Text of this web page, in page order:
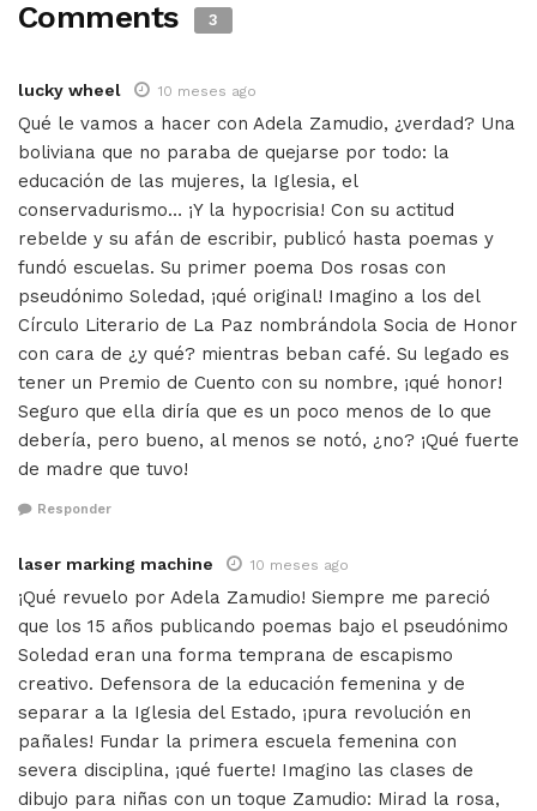
Comments 3
lucky wheel 10 meses ago
Qué le vamos a hacer con Adela Zamudio, ¿verdad? Una
boliviana que no paraba de quejarse por todo: la
educación de las mujeres, la Iglesia, el
conservadurismo… ¡Y la hypocrisia! Con su actitud
rebelde y su afán de escribir, publicó hasta poemas y
fundó escuelas. Su primer poema Dos rosas con
pseudónimo Soledad, ¡qué original! Imagino a los del
Círculo Literario de La Paz nombrándola Socia de Honor
con cara de ¿y qué? mientras beban café. Su legado es
tener un Premio de Cuento con su nombre, ¡qué honor!
Seguro que ella diría que es un poco menos de lo que
debería, pero bueno, al menos se notó, ¿no? ¡Qué fuerte
de madre que tuvo!
Responder
laser marking machine 10 meses ago
¡Qué revuelo por Adela Zamudio! Siempre me pareció
que los 15 años publicando poemas bajo el pseudónimo
Soledad eran una forma temprana de escapismo
creativo. Defensora de la educación femenina y de
separar a la Iglesia del Estado, ¡pura revolución en
pañales! Fundar la primera escuela femenina con
severa disciplina, ¡qué fuerte! Imagino las clases de
dibujo para niñas con un toque Zamudio: Mirad la rosa,